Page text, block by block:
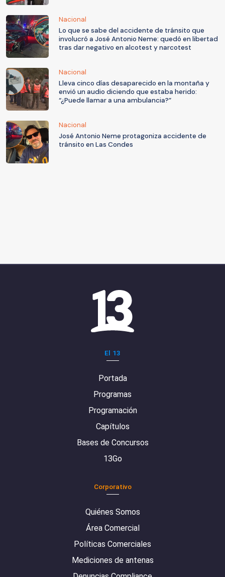
Nacional
Lo que se sabe del accidente de tránsito que
involucró a José Antonio Neme: quedó en libertad
tras dar negativo en alcotest y narcotest
Nacional
Lleva cinco días desaparecido en la montaña y
envió un audio diciendo que estaba herido:
“¿Puede llamar a una ambulancia?”
Nacional
José Antonio Neme protagoniza accidente de
tránsito en Las Condes
El 13
Portada
Programas
Programación
Capítulos
Bases de Concursos
13Go
Corporativo
Quiénes Somos
Área Comercial
Políticas Comerciales
Mediciones de antenas